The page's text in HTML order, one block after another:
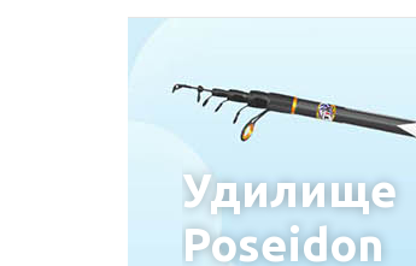
Удилище
Emotion Jig